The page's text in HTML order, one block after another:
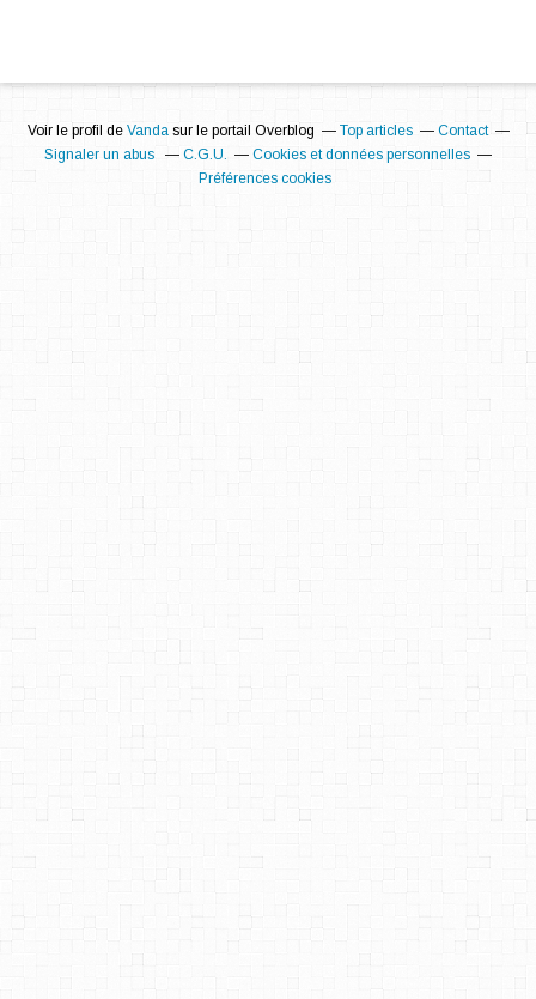
Voir le profil de Vandasur le portail Overblog Top articles
Contact
Signaler un abus
C.G.U.
Cookies et données personnelles
Préférences cookies